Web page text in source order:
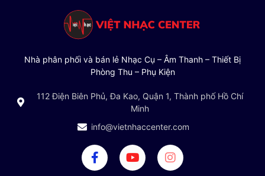
Nhà phân phối và bán lẻ Nhạc Cụ – Âm Thanh – Thiết Bị
Phòng Thu – Phụ Kiện
112 Điện Biên Phủ, Đa Kao, Quận 1, Thành phố Hồ Chí
Minh
info@vietnhaccenter.com